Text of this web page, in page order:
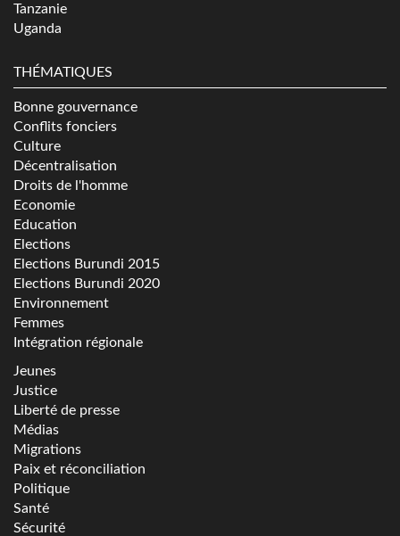
Tanzanie
Uganda
THÉMATIQUES
Bonne gouvernance
Conflits fonciers
Culture
Décentralisation
Droits de l'homme
Economie
Education
Elections
Elections Burundi 2015
Elections Burundi 2020
Environnement
Femmes
Intégration régionale
Jeunes
Justice
Liberté de presse
Médias
Migrations
Paix et réconciliation
Politique
Santé
Sécurité